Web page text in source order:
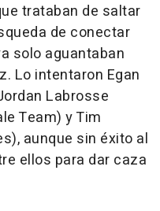
trataban de saltar
de conectar
solo aguantaban
Lo intentaron Egan
Labrosse
Team) y Tim
aunque sin éxito al
ellos para dar caza